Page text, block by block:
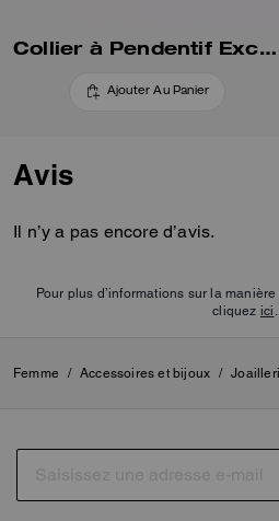
Collier à Pendentif Exclusif Perle Et Cristaux
Ajouter Au Panier
Avis
Il n’y a pas encore d’avis.
Pour plus d’informations sur la
cliquez ici
Femme / Accessoires et bijoux /